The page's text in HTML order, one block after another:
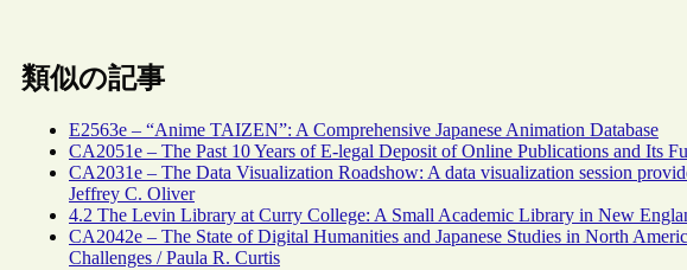
類似の記事
E2563e – “Anime TAIZEN”: A Comprehensive Japanese Animation Database
CA2051e – The Past 10 Years of E-legal Deposit of Online Publications and Its
CA2031e – The Data Visualization Roadshow: A data visualization session
Jeffrey C. Oliver
4.2 The Levin Library at Curry College: A Small Academic Library in New
CA2042e – The State of Digital Humanities and Japanese Studies in North
Challenges / Paula R. Curtis